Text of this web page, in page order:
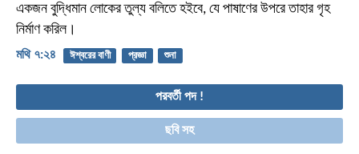
একজন বুদ্ধিমান লোকের তুল্য বলিতে হইবে, যে পাষাণের উপরে তাহার গৃহ
নির্মাণ করিল।
মথি ৭:২৪ ঈশ্বরের বাণী প্রজ্ঞা শুনা
পরবর্তী পদ !
ছবি সহ